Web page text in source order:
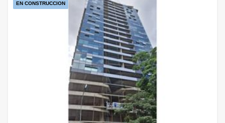
EN CONSTRUCCION